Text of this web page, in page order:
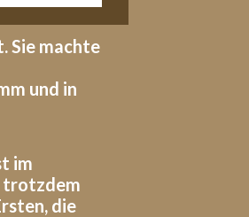
Sie machte
und in
im
trotzdem
die